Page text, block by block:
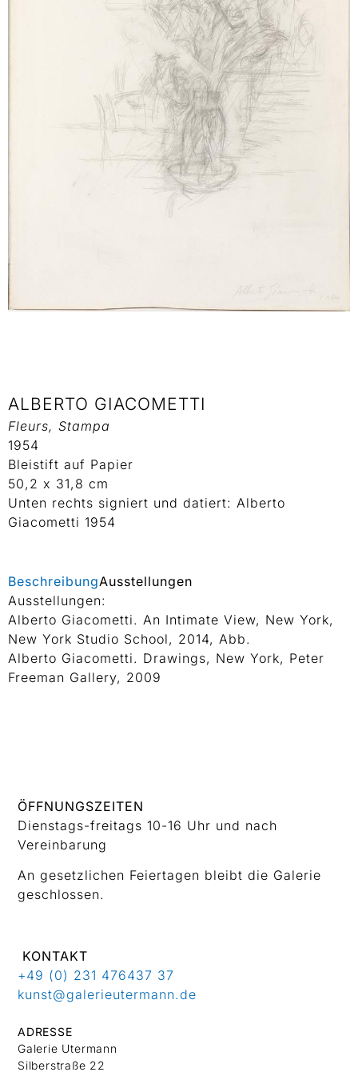
ALBERTO GIACOMETTI
Fleurs, Stampa
1954
Bleistift auf Papier
50,2 x 31,8 cm
Unten rechts signiert und datiert: Alberto
Giacometti 1954
BeschreibungAusstellungen
Ausstellungen:
Alberto Giacometti. An Intimate View, New York,
New York Studio School, 2014, Abb.
Alberto Giacometti. Drawings, New York, Peter
Freeman Gallery, 2009
ÖFFNUNGSZEITEN
Dienstags-freitags 10-16 Uhr und nach
Vereinbarung
An gesetzlichen Feiertagen bleibt die Galerie
geschlossen.
KONTAKT
+49 (0) 231 476437 37
kunst@galerieutermann.de
ADRESSE
Galerie Utermann
Silberstraße 22